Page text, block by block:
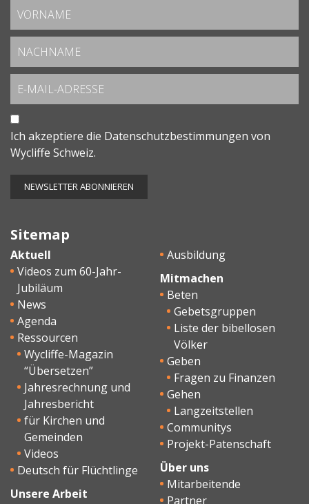
Ich akzeptiere die Datenschutzbestimmungen von
Wycliffe Schweiz.
Sitemap
Aktuell
Videos zum 60-Jahr-
Jubiläum
News
Agenda
Ressourcen
Wycliffe-Magazin
“Übersetzen”
Jahresrechnung und
Jahresbericht
für Kirchen und
Gemeinden
Videos
Deutsch für Flüchtlinge
Unsere Arbeit
Ausbildung
Mitmachen
Beten
Gebetsgruppen
Liste der bibellosen
Völker
Geben
Fragen zu Finanzen
Gehen
Langzeitstellen
Communitys
Projekt-Patenschaft
Über uns
Mitarbeitende
Partner